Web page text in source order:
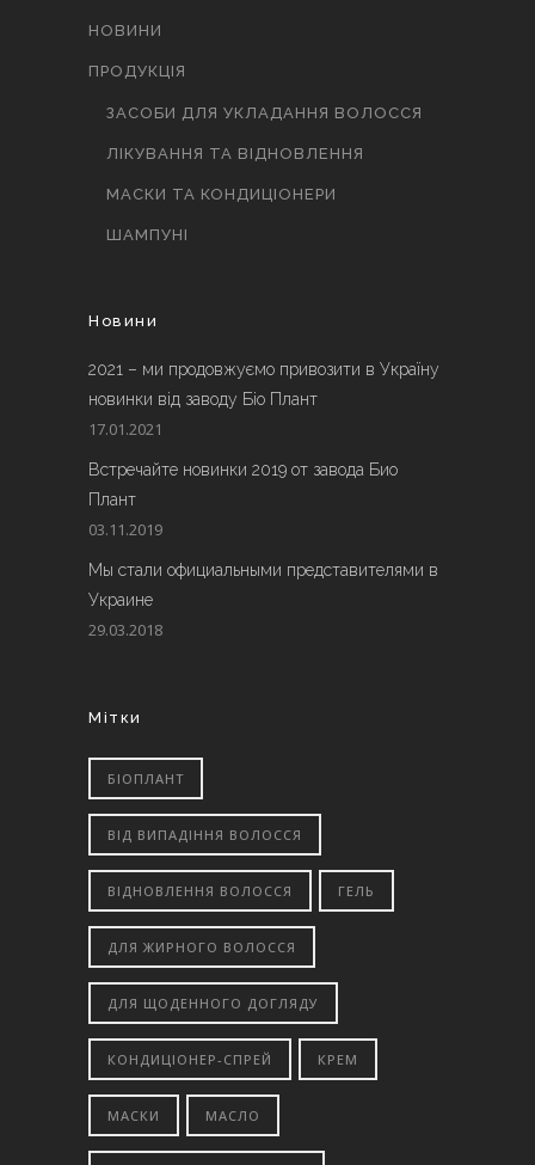
НОВИНИ
ПРОДУКЦІЯ
ЗАСОБИ ДЛЯ УКЛАДАННЯ ВОЛОССЯ
ЛІКУВАННЯ ТА ВІДНОВЛЕННЯ
МАСКИ ТА КОНДИЦІОНЕРИ
ШАМПУНІ
Новини
2021 – ми продовжуємо привозити в Україну
новинки від заводу Біо Плант
17.01.2021
Встречайте новинки 2019 от завода Био
Плант
03.11.2019
Мы стали официальными представителями в
Украине
29.03.2018
Мітки
БІОПЛАНТ
ВІД ВИПАДІННЯ ВОЛОССЯ
ВІДНОВЛЕННЯ ВОЛОССЯ ГЕЛЬ
ДЛЯ ЖИРНОГО ВОЛОССЯ
ДЛЯ ЩОДЕННОГО ДОГЛЯДУ
КОНДИЦІОНЕР-СПРЕЙ КРЕМ
МАСКИ МАСЛО